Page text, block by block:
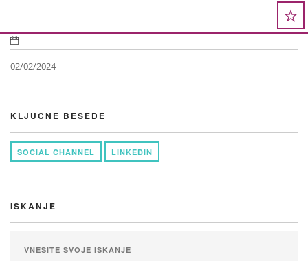
02/02/2024
KLJUČNE BESEDE
SOCIAL CHANNEL LINKEDIN
ISKANJE